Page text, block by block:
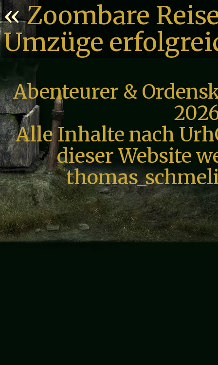
«Zoombare
Umzüge
Abenteurer &
Alle Inhalte nach
dieser Website